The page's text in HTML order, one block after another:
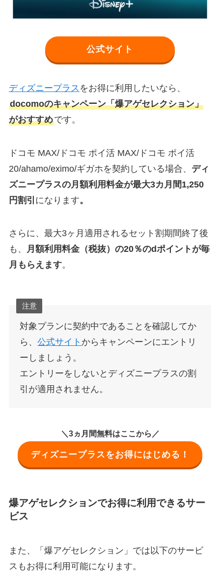
公式サイト
ディズニープラス をお得に利用したいなら、
docomoのキャンペーン「爆アゲセレクション」
がおすすめです。
ドコモ MAX/ドコモ ポイ活 MAX/ドコモ ポイ活
20/ahamo/eximo/ギガホを契約している場合、 ディ
ズニープラスの月額利用料金が最大3カ月間1,250
円割引 になります。
さらに、最大3ヶ月適用されるセット割期間終了後
も、
月額利用料金（税抜）の20％のdポイントが毎
月もらえます。
注意
対象プランに契約中であることを確認してか
ら、公式サイト からキャンペーンにエントリ
ーしましょう。
エントリーをしないとディズニープラスの割
引が適用されません。
＼3ヵ月間無料はここから／
ディズニープラスをお得にはじめる！
爆アゲセレクションでお得に利用できるサー
ビス
また、「爆アゲセレクション」では以下のサービ
スもお得に利用可能になります。